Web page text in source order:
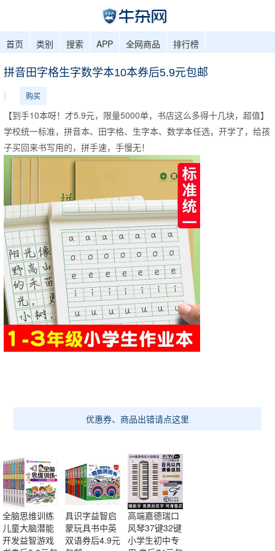
首页 类别 搜索 APP 全网商品 排行榜
拼音田字格生字数学本10本券后5.9元包邮
|
购买
【到手10本呀！才5.9元，限量5000单，书店这么多得十几块，超值】
学校统一标准，拼音本、田字格、生字本、数学本任选，开学了，给孩
子买回来书写用的，拼手速，手慢无！
优惠券、商品出错请点这里
全脑思维训练
儿童大脑潜能
开发益智游戏
具识字益智启
蒙玩具书中英
双语券后4.9元
高端嘉德瑞口
风琴37键32键
小学生初中专